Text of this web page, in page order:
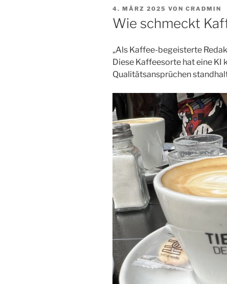
VERÖFFENTLICHT
AM
4. MÄRZ 2025 VON CRADMIN
Wie schmeckt
„Als Kaffee-begeisterte
Diese Kaffeesorte hat eine KI
Qualitätsansprüchen